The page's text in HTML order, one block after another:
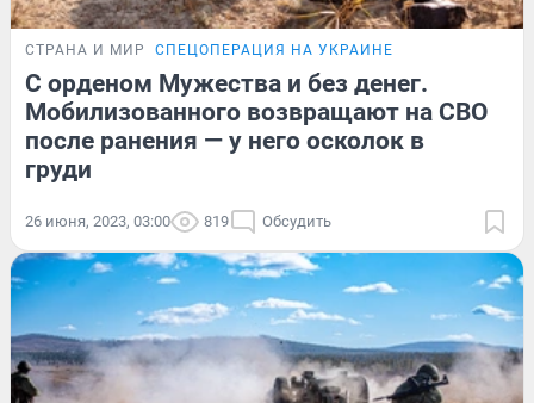
СТРАНА И МИР СПЕЦОПЕРАЦИЯ НА УКРАИНЕ
С орденом Мужества и без денег.
Мобилизованного возвращают на СВО
после ранения — у него осколок в
груди
26 июня, 2023, 03:00 819 Обсудить